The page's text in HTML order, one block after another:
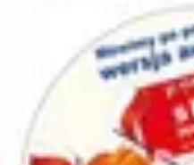
Imprezy i PrzyjęciaZabawy dla
Organizacja imprez
Zabawa i Rozrywka